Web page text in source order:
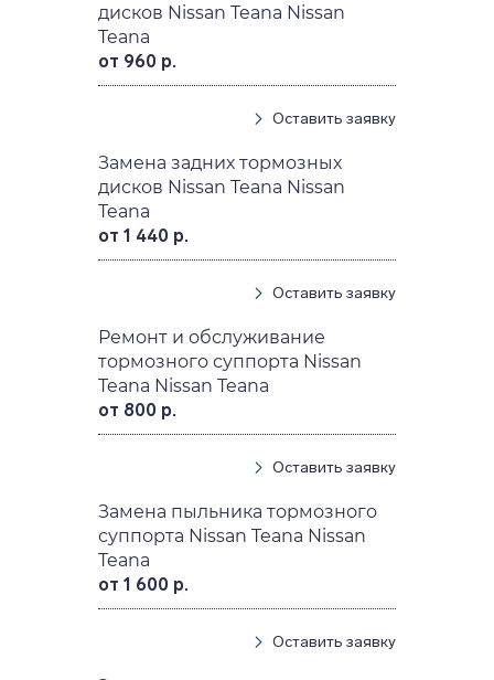
дисков Nissan Teana Nissan
Teana
от 960 р.
Оставить заявку
Замена задних тормозных
дисков Nissan Teana Nissan
Teana
от 1 440 р.
Оставить заявку
Ремонт и обслуживание
тормозного суппорта Nissan
Teana Nissan Teana
от 800 р.
Оставить заявку
Замена пыльника тормозного
суппорта Nissan Teana Nissan
Teana
от 1 600 р.
Оставить заявку